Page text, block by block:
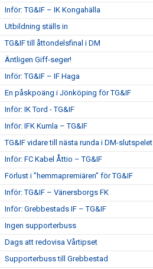
Inför: TG&IF – IK Kongahälla
Utbildning ställs in
TG&IF till åttondelsfinal i DM
Äntligen Giff-seger!
Inför: TG&IF – IF Haga
En påskpoäng i Jönköping för TG&IF
Inför: IK Tord - TG&IF
Inför: IFK Kumla – TG&IF
TG&IF vidare till nästa runda i DM-slutspelet
Inför: FC Kabel Åttio – TG&IF
Förlust i ”hemmapremiären” för TG&IF
Inför: TG&IF – Vänersborgs FK
Inför: Grebbestads IF – TG&IF
Ingen supporterbuss
Dags att redovisa Vårtipset
Supporterbuss till Grebbestad